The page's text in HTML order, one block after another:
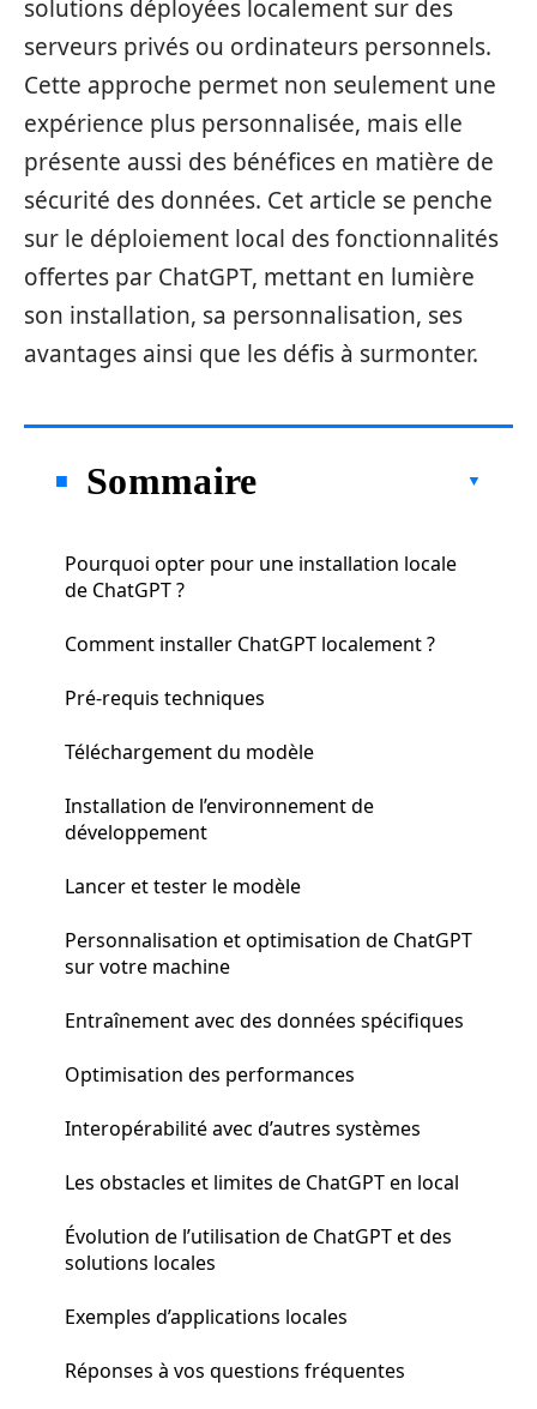
solutions déployées localement sur des
serveurs privés ou ordinateurs personnels.
Cette approche permet non seulement une
expérience plus personnalisée, mais elle
présente aussi des bénéfices en matière de
sécurité des données. Cet article se penche
sur le déploiement local des fonctionnalités
offertes par ChatGPT, mettant en lumière
son installation, sa personnalisation, ses
avantages ainsi que les défis à surmonter.
Sommaire
Pourquoi opter pour une installation locale
de ChatGPT ?
Comment installer ChatGPT localement ?
Pré-requis techniques
Téléchargement du modèle
Installation de l’environnement de
développement
Lancer et tester le modèle
Personnalisation et optimisation de ChatGPT
sur votre machine
Entraînement avec des données spécifiques
Optimisation des performances
Interopérabilité avec d’autres systèmes
Les obstacles et limites de ChatGPT en local
Évolution de l’utilisation de ChatGPT et des
solutions locales
Exemples d’applications locales
Réponses à vos questions fréquentes